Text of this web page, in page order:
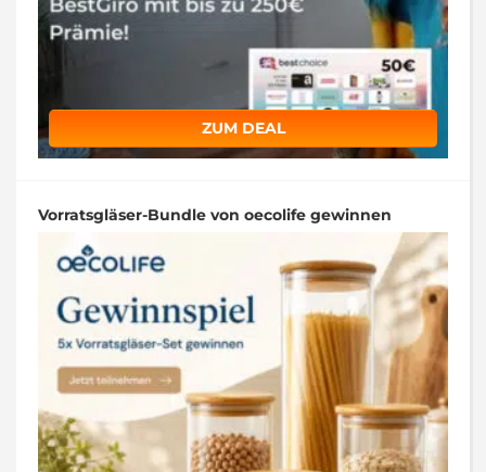
ZUM DEAL
Vorratsgläser-Bundle von oecolife gewinnen